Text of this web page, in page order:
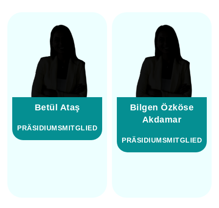
Betül Ataş
PRÄSIDIUMSMITGLIED
Bilgen Özköse
Akdamar
PRÄSIDIUMSMITGLIED